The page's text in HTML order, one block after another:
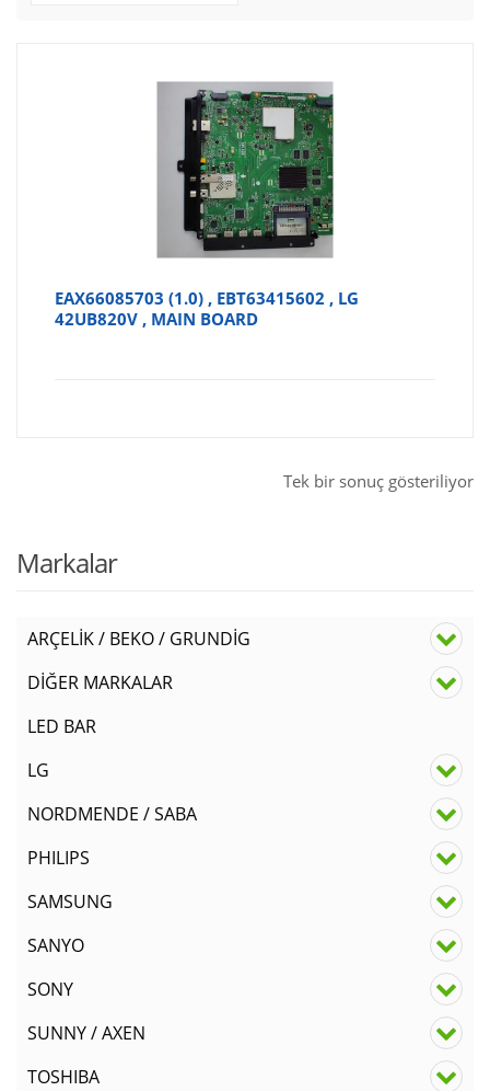
EAX66085703 (1.0) , EBT63415602 , LG
42UB820V , MAIN BOARD
Tek bir sonuç gösteriliyor
Markalar
ARÇELİK / BEKO / GRUNDİG
DİĞER MARKALAR
LED BAR
LG
NORDMENDE / SABA
PHILIPS
SAMSUNG
SANYO
SONY
SUNNY / AXEN
TOSHIBA